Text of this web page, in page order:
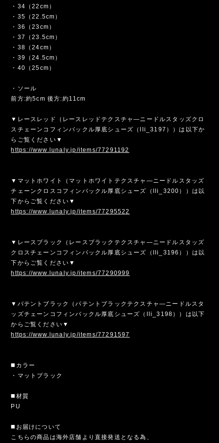
・34（22cm）
・35（22.5cm）
・36（23cm）
・37（23.5cm）
・38（24cm）
・39（24.5cm）
・40（25cm）
・ソール
前方:約5cm 後方:約11cm
▼レースレッド（レースレッドテクスチャ―ニードルスタッズクロ
スチェーンコフィンバックル厚底シューズ（lli_3197））は以下か
らご覧ください▼
https://www.lunaly.jp/items/77291192
▼マットホワイト（マットホワイトテクスチャ―ニードルスタッズ
チェーンクロスコフィンバックル厚底シューズ（lli_3200））は以
下からご覧ください▼
https://www.lunaly.jp/items/77295522
▼レースブラック（レースブラックテクスチャ―ニードルスタッズ
クロスチェーンコフィンバックル厚底シューズ（lli_3196））は以
下からご覧ください▼
https://www.lunaly.jp/items/77290999
▼パテントブラック（パテントブラックテクスチャ―ニードルスタ
ッズチェーンコフィンバックル厚底シューズ（lli_3198））は以下
からご覧ください▼
https://www.lunaly.jp/items/77291597
◼️カラー
・マットブラック
◼️材質
PU
◼️お届けについて
こちらの商品は海外店舗より直接発送となる為、